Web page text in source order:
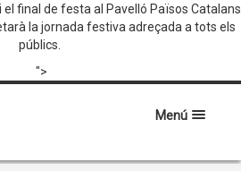
el final de festa al Pavelló Països Catalans
la jornada festiva adreçada a tots els
públics.
">
Menú